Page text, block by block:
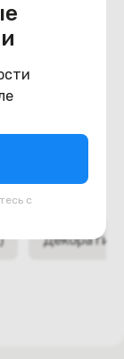
с